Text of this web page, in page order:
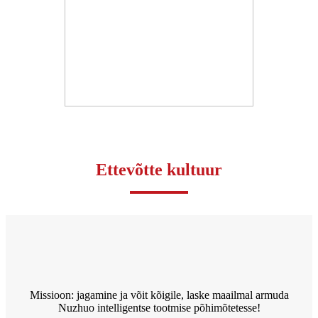
Ettevõtte kultuur
Missioon: jagamine ja võit kõigile, laske maailmal armuda
Nuzhuo intelligentse tootmise põhimõtetesse!